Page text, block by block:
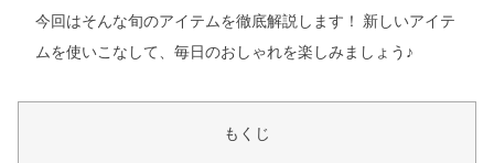
今回はそんな旬のアイテムを徹底解説します！ 新しいアイテ
ムを使いこなして、毎日のおしゃれを楽しみましょう♪
もくじ